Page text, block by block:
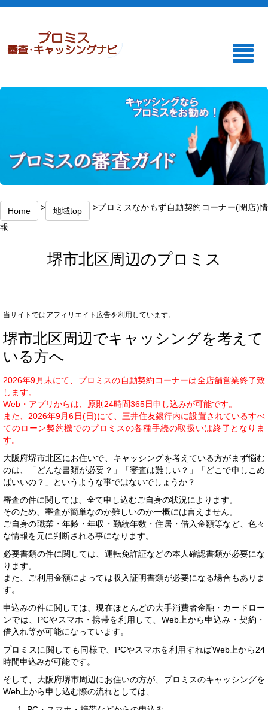
Home > 地域top >プロミスなかもず自動契約コーナー(閉店)情
報
堺市北区周辺のプロミス
当サイトではアフィリエイト広告を利用しています。
堺市北区周辺でキャッシングを考えて
いる方へ
2026年9月末にて、プロミスの自動契約コーナーは全店舗営業終了致
します。
Web・アプリからは、原則24時間365日申し込みが可能です。
また、2026年9月6日(日)にて、三井住友銀行内に設置されているすべ
てのローン契約機でのプロミスの各種手続の取扱いは終了となりま
す。
大阪府堺市北区にお住いで、キャッシングを考えている方がまず悩む
のは、「どんな書類が必要？」「審査は難しい？」「どこで申しこめ
ばいいの？」というような事ではないでしょうか？
審査の件に関しては、全て申し込むご自身の状況によります。
そのため、審査が簡単なのか難しいのか一概には言えません。
ご自身の職業・年齢・年収・勤続年数・住居・借入金額等など、色々
な情報を元に判断される事になります。
必要書類の件に関しては、運転免許証などの本人確認書類が必要にな
ります。
また、ご利用金額によっては収入証明書類が必要になる場合もありま
す。
申込みの件に関しては、現在ほとんどの大手消費者金融・カードロー
ンでは、PCやスマホ・携帯を利用して、Web上から申込み・契約・
借入れ等が可能になっています。
プロミスに関しても同様で、PCやスマホを利用すればWeb上から24
時間申込みが可能です。
そして、大阪府堺市周辺にお住いの方が、プロミスのキャッシングを
Web上から申し込む際の流れとしては、